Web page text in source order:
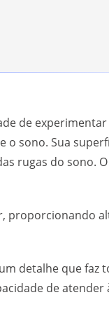
de experimentar
o sono. Sua
rugas do sono.
proporcionando
detalhe que faz
de atender